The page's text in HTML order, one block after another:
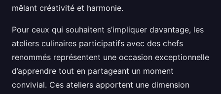
mêlant créativité et harmonie.
Pour ceux qui souhaitent s’impliquer davantage, les
ateliers culinaires participatifs avec des chefs
renommés représentent une occasion exceptionnelle
d’apprendre tout en partageant un moment
convivial. Ces ateliers apportent une dimension